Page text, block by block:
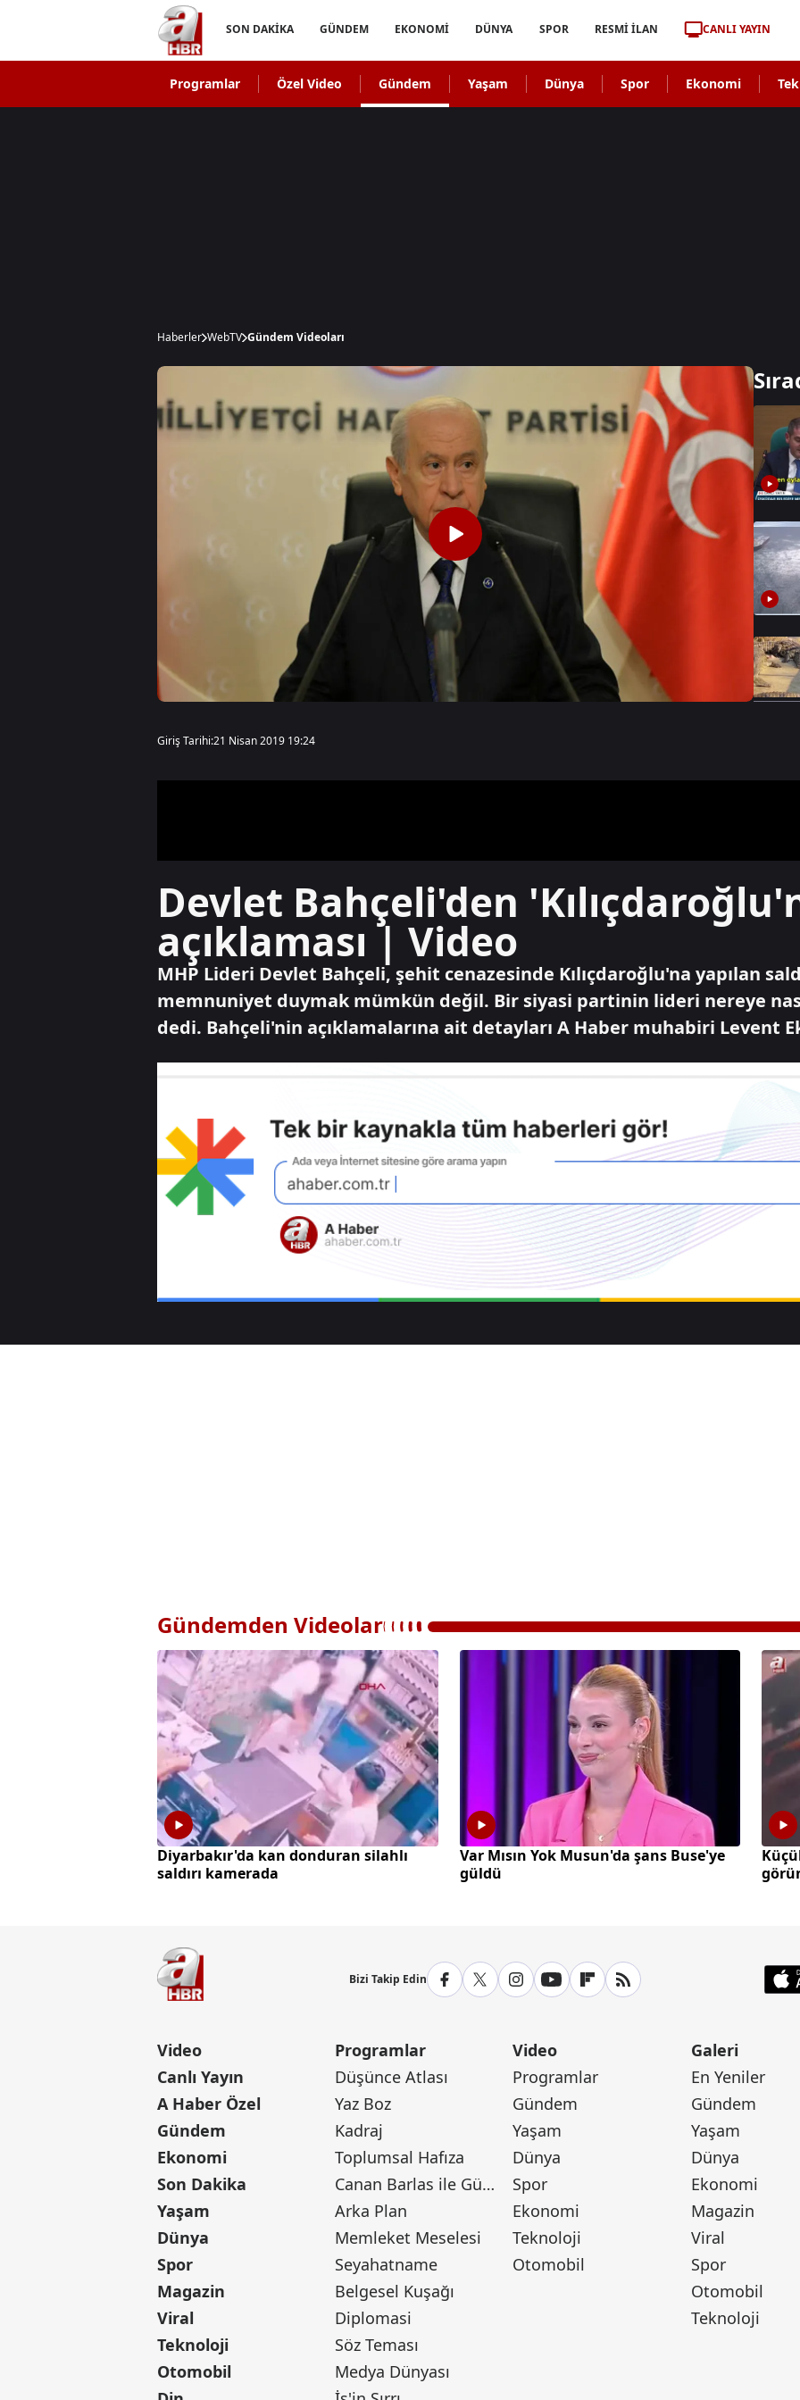
SON DAKİKA GÜNDEM EKONOMİ DÜNYA SPOR RESMİ İLAN CANLI YAYIN
Programlar Özel Video Gündem Yaşam Dünya Spor Ekonomi
Haberler WebTV Gündem Videoları
Giriş Tarihi:21 Nisan 2019 19:24
Devlet Bahçeli'den
açıklaması | Video
MHP Lideri Devlet Bahçeli, şehit cenazesinde Kılıçdaroğlu'na yapılan
memnuniyet duymak mümkün değil. Bir siyasi partinin lideri nereye
dedi. Bahçeli'nin açıklamalarına ait detayları A Haber muhabiri Levent
Gündemden Videolar
Diyarbakır'da kan donduran silahlı
saldırı kamerada
Var Mısın Yok Musun'da şans Buse'ye
güldü
Bizi Takip Edin
Video
Canlı Yayın
A Haber Özel
Gündem
Ekonomi
Son Dakika
Yaşam
Dünya
Spor
Magazin
Viral
Teknoloji
Otomobil
Programlar
Düşünce Atlası
Yaz Boz
Kadraj
Toplumsal Hafıza
Canan Barlas ile Gündem
Arka Plan
Memleket Meselesi
Seyahatname
Belgesel Kuşağı
Diplomasi
Söz Teması
Medya Dünyası
Video
Programlar
Gündem
Yaşam
Dünya
Spor
Ekonomi
Teknoloji
Otomobil
Galeri
En Yeniler
Gündem
Yaşam
Dünya
Ekonomi
Magazin
Viral
Spor
Otomobil
Teknoloji